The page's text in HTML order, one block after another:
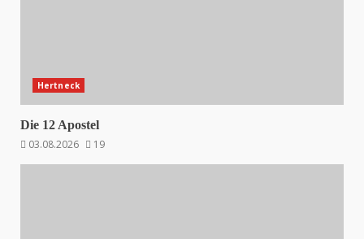
Hertneck
Die 12 Apostel
03.08.2026
19